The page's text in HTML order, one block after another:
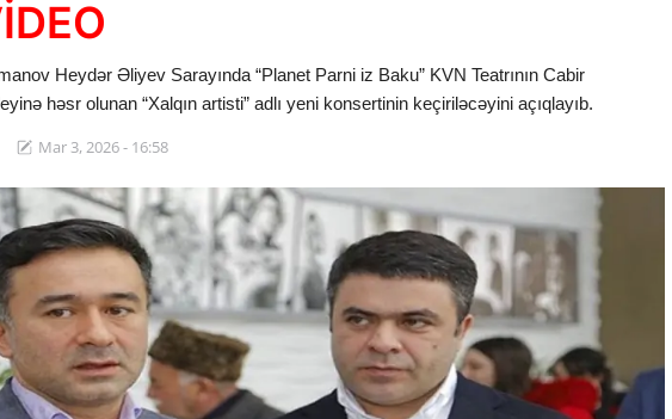
Heydər Əliyev Sarayında “Planet Parni iz Baku” KVN Teatrının Cabir
həsr olunan “Xalqın artisti” adlı yeni konsertinin keçiriləcəyini açıqlayıb.
Mar 3, 2026 - 16:58